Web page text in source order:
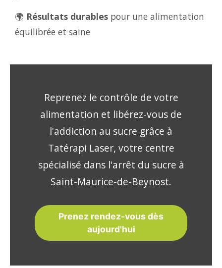
🌍 Résultats durables pour une alimentation
équilibrée et saine
Reprenez le contrôle de votre
alimentation et libérez-vous de
l'addiction au sucre grâce à
Tatérapi Laser, votre centre
spécialisé dans l'arrêt du sucre à
Saint-Maurice-de-Beynost.
Prenez rendez-vous dès
aujourd'hui